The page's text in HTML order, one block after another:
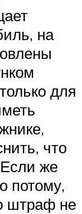
на
для
что
же
потому,
штраф не